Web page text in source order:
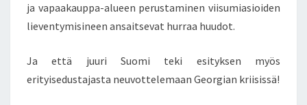
S
A
N
ja vapaakauppa-alueen perustaminen viisumiasioiden
lieventymisineen ansaitsevat hurraa huudot.
Ja että juuri Suomi teki esityksen myös
erityisedustajasta neuvottelemaan Georgian kriisissä!